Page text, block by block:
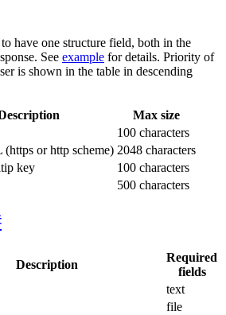
have one structure field, both in the
See example for details. Priority of
is shown in the table in descending
Max size
100 characters
or http scheme) 2048 characters
key
100 characters
500 characters
Description
Required
fields
text
file